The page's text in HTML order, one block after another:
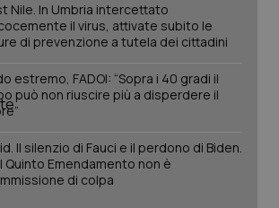
Nile. In Umbria intercettato
il virus, attivate subito le
di prevenzione a tutela dei cittadini
estremo, FADOI: “Sopra i 40 gradi il
può non riuscire più a disperdere il
Il silenzio di Fauci e il perdono di Biden.
Quinto Emendamento non è
di colpa